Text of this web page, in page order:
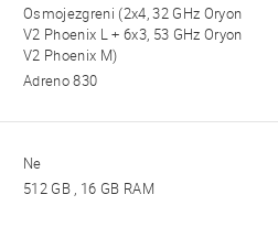
Osmojezgreni (2x4, 32 GHz Oryon
V2 Phoenix L + 6x3, 53 GHz Oryon
V2 Phoenix M)
Adreno 830
Ne
512 GB , 16 GB RAM